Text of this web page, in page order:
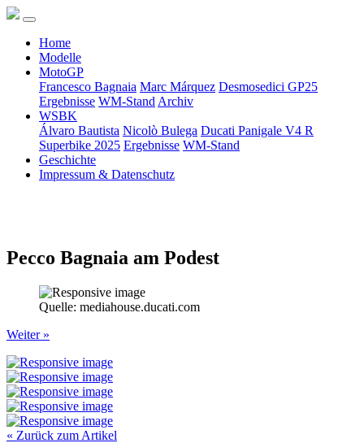
Home
Modelle
MotoGP
Francesco Bagnaia Marc Márquez Desmosedici GP25
Ergebnisse WM-Stand Archiv
WSBK
Álvaro Bautista Nicolò Bulega Ducati Panigale V4 R
Superbike 2025 Ergebnisse WM-Stand
Geschichte
Impressum & Datenschutz
Pecco Bagnaia am Podest
Quelle: mediahouse.ducati.com
Weiter »
« Zurück zum Artikel